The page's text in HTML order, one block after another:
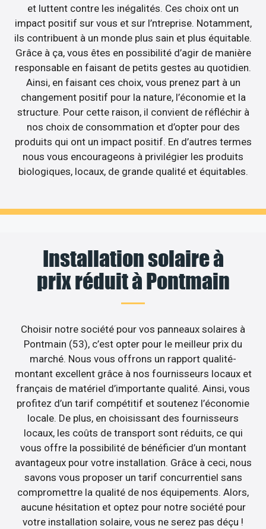
et luttent contre les inégalités. Ces choix ont un
impact positif sur vous et sur l’ntreprise. Notamment,
ils contribuent à un monde plus sain et plus équitable.
Grâce à ça, vous êtes en possibilité d’agir de manière
responsable en faisant de petits gestes au quotidien.
Ainsi, en faisant ces choix, vous prenez part à un
changement positif pour la nature, l’économie et la
structure. Pour cette raison, il convient de réfléchir à
nos choix de consommation et d’opter pour des
produits qui ont un impact positif. En d’autres termes
nous vous encourageons à privilégier les produits
biologiques, locaux, de grande qualité et équitables.
Installation solaire à
prix réduit à Pontmain
Choisir notre société pour vos panneaux solaires à
Pontmain (53), c’est opter pour le meilleur prix du
marché. Nous vous offrons un rapport qualité-
montant excellent grâce à nos fournisseurs locaux et
français de matériel d’importante qualité. Ainsi, vous
profitez d’un tarif compétitif et soutenez l’économie
locale. De plus, en choisissant des fournisseurs
locaux, les coûts de transport sont réduits, ce qui
vous offre la possibilité de bénéficier d’un montant
avantageux pour votre installation. Grâce à ceci, nous
savons vous proposer un tarif concurrentiel sans
compromettre la qualité de nos équipements. Alors,
aucune hésitation et optez pour notre société pour
votre installation solaire, vous ne serez pas déçu !